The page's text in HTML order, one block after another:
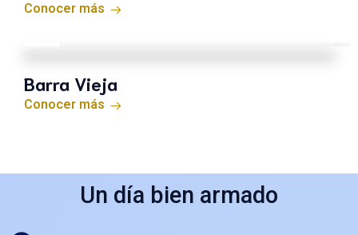
Conocer más
Barra Vieja
Conocer más
Un día bien armado